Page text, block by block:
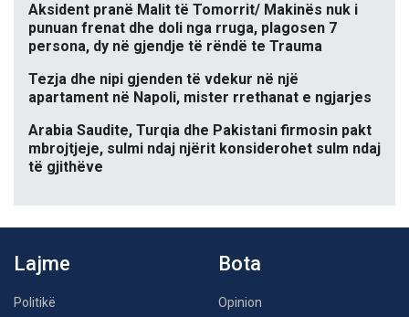
Aksident pranë Malit të Tomorrit/ Makinës nuk i
punuan frenat dhe doli nga rruga, plagosen 7
persona, dy në gjendje të rëndë te Trauma
Tezja dhe nipi gjenden të vdekur në një
apartament në Napoli, mister rrethanat e ngjarjes
Arabia Saudite, Turqia dhe Pakistani firmosin pakt
mbrojtjeje, sulmi ndaj njërit konsiderohet sulm ndaj
të gjithëve
Lajme
Politikë
Bota
Opinion